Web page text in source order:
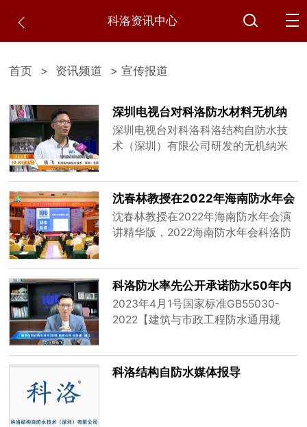
科洛资讯中心
首页 > 资讯频道 > 宣传报道
深圳电视台对科洛防水材料无机纳
米抗裂防渗剂的报道
深圳电视台对科洛科洛结构自防水技
术（深圳）有限公司研发的无机纳米
速度降下来，还能将混凝土内外的温
差保持在20摄氏度以内，从而很好的
解决温度裂缝和干缩裂缝问题，还可
增加混凝土的强度。
沈春林教授在2022年海南防水年会
演讲精华版
沈春林教授在2022年海南防水年会演
讲精华版，2022海南防水年会科洛防
科洛防水率先公开承诺防水50年内
免费维修
2023年4月1号国家标准GB55030-
2022【建筑与市政工程防水通用规
计工作年限（50年）。
科洛结构自防水媒体报导